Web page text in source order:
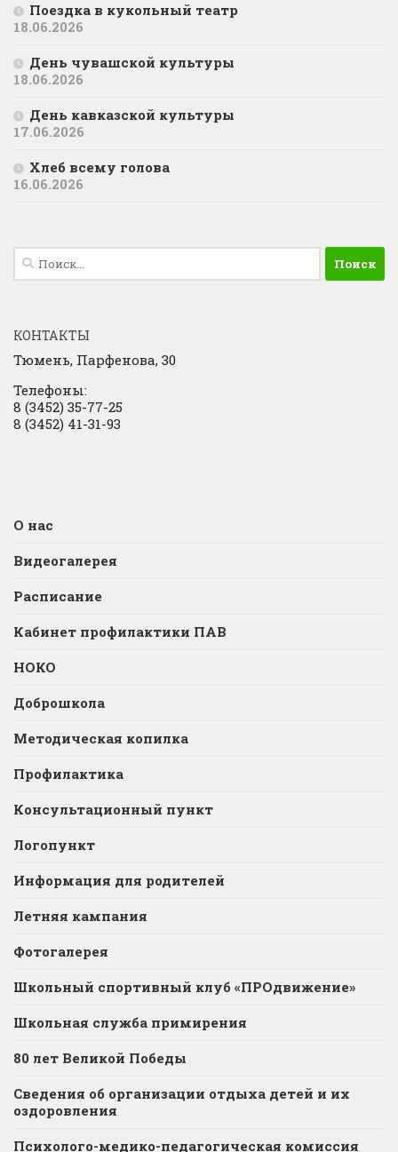
Поездка в кукольный театр
18.06.2026
День чувашской культуры
18.06.2026
День кавказской культуры
17.06.2026
Хлеб всему голова
16.06.2026
Найти:
КОНТАКТЫ
Тюмень, Парфенова, 30
Телефоны:
8 (3452) 35-77-25
8 (3452) 41-31-93
О нас
Видеогалерея
Расписание
Кабинет профилактики ПАВ
НОКО
Доброшкола
Методическая копилка
Профилактика
Консультационный пункт
Логопункт
Информация для родителей
Летняя кампания
Фотогалерея
Школьный спортивный клуб «ПРОдвижение»
Школьная служба примирения
80 лет Великой Победы
Сведения об организации отдыха детей и их
оздоровления
Психолого-медико-педагогическая комиссия